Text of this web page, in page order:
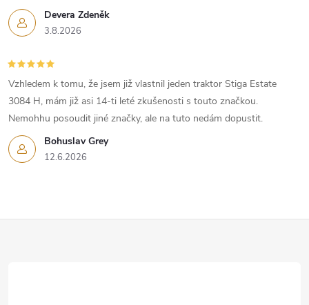
Devera Zdeněk
3.8.2026
Bohuslav Grey
12.6.2026
Vzhledem k tomu, že jsem již vlastnil jeden traktor Stiga Estate
3084 H, mám již asi 14-ti leté zkušenosti s touto značkou.
Nemohhu posoudit jiné značky, ale na tuto nedám dopustit.